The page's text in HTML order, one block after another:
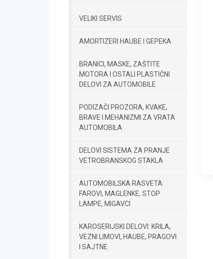
VELIKI SERVIS
AMORTIZERI HAUBE I GEPEKA
BRANICI, MASKE, ZAŠTITE
MOTORA I OSTALI PLASTIČNI
DELOVI ZA AUTOMOBILE
PODIZAČI PROZORA, KVAKE,
BRAVE I MEHANIZMI ZA VRATA
AUTOMOBILA
DELOVI SISTEMA ZA PRANJE
VETROBRANSKOG STAKLA
AUTOMOBILSKA RASVETA:
FAROVI, MAGLENKE, STOP
LAMPE, MIGAVCI
KAROSERIJSKI DELOVI: KRILA,
VEZNI LIMOVI, HAUBE, PRAGOVI
I SAJTNE